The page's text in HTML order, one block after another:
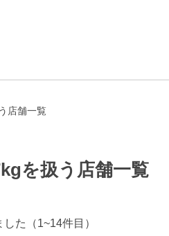
店舗一覧
を扱う店舗一覧
した （1~14件目）